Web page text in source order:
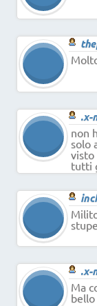
.x-
non
solo
visto
tutti
.x-
Ma
bello